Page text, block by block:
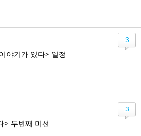
야기가 있다> 일정
3
> 두번째 미션
3